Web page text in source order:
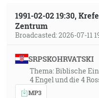
1991-02-02 19:30,
Zentrum
Broadcasted: 2026-07-11
SRPSKOHRVATSKI
Thema: Biblische
4 Engel und die 4
MP3